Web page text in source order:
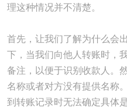
理这种情况并不清楚。
首先，让我们了解为什么会
下，当我们向他人转账时，
备注，以便于识别收款人。
名称或者对方没有提供名称
到转账记录时无法确定具体